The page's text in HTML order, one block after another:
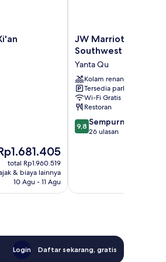
sekarang
total Rp1.960.519
& biaya lainnya
10 Agu - 11 Agu
JW
Marriott
Xi'an
Southwest
Yanta
Qu
JW Marriott Hotel
Southwest
Yanta Qu
Kolam renang
Tersedia parkir
Wi-Fi Gratis
Restoran
9.8
dari
9,8 Sempurna
26 ulasan
Login Daftar sekarang, gratis